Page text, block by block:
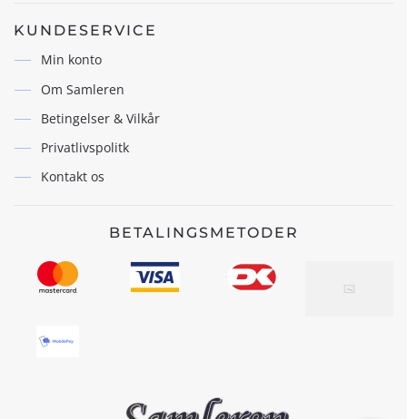
KUNDESERVICE
Min konto
Om Samleren
Betingelser & Vilkår
Privatlivspolitk
Kontakt os
BETALINGSMETODER